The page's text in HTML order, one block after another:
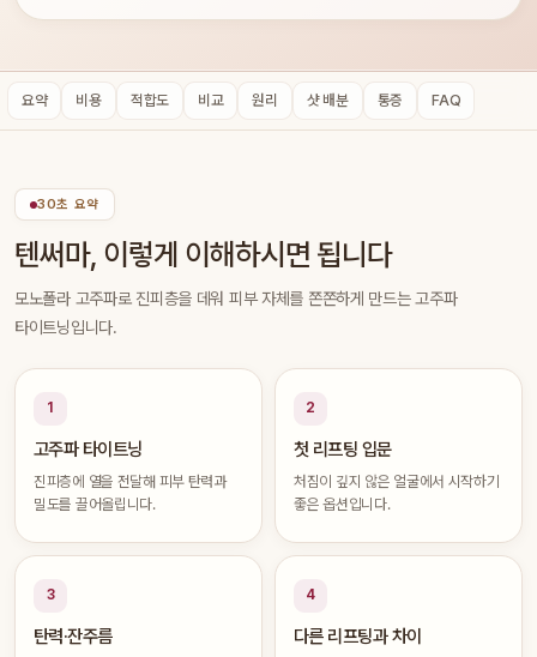
요약 비용 적합도 비교 원리 샷 배분 통증 FAQ
30초 요약
텐써마, 이렇게 이해하시면 됩니다
모노폴라 고주파로 진피층을 데워 피부 자체를 쫀쫀하게 만드는 고주파
타이트닝입니다.
1
고주파 타이트닝
진피층에 열을 전달해 피부 탄력과
밀도를 끌어올립니다.
2
첫 리프팅 입문
처짐이 깊지 않은 얼굴에서 시작하기
좋은 옵션입니다.
3
탄력·잔주름
4
다른 리프팅과 차이